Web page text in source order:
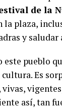
de la
la plaza,
y
pueblo
Es
así, tan